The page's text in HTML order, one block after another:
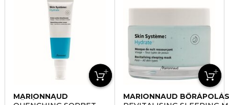
MARIONNAUD
MARIONNAUD BŐRÁPOLÁS